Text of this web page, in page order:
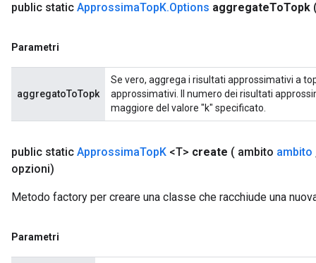
public static ApprossimaTopK.Options aggregateToTopk
Parametri
aggregatoToTopk
Se vero, aggrega i risultati approssimativi a
approssimativi. Il numero dei risultati
maggiore del valore "k" specificato.
public static ApprossimaTopK <T> create ( ambito ambito
opzioni)
Metodo factory per creare una classe che racchiude una
Parametri